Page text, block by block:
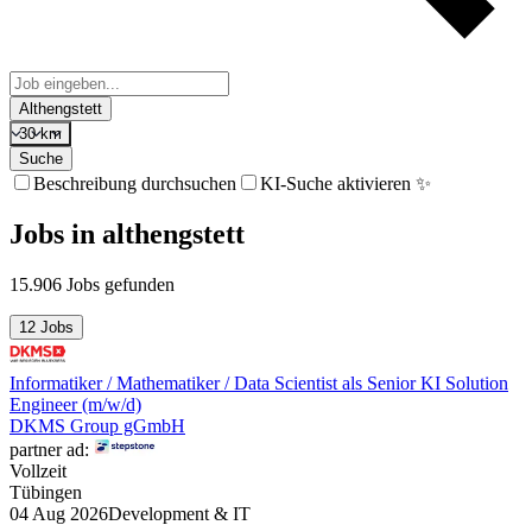
Althengstett
30 km
Suche
Beschreibung durchsuchen KI-Suche aktivieren ✨
Jobs in althengstett
15.906 Jobs gefunden
12 Jobs
Informatiker / Mathematiker / Data Scientist als Senior KI Solution
Engineer (m/w/d)
DKMS Group gGmbH
partner ad:
Vollzeit
Tübingen
04 Aug 2026Development & IT